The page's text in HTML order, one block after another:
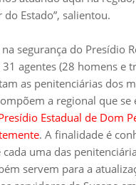
Estado”, salientou.
segurança do Presídio
31 agentes (28 homens e
as penitenciárias dos
a regional que se
Estadual de Dom
. A finalidade é
cada uma das
servem para a